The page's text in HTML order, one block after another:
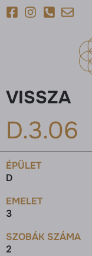
VISSZA
D.3.06
ÉPÜLET
D
EMELET
3
SZOBÁK SZÁMA
2